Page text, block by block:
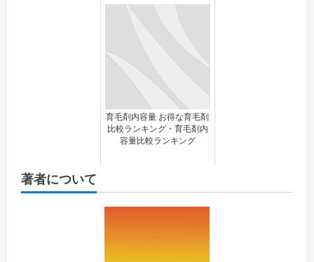
育毛剤内容量 お得な育毛剤
比較ランキング・育毛剤内
容量比較ランキング
著者について